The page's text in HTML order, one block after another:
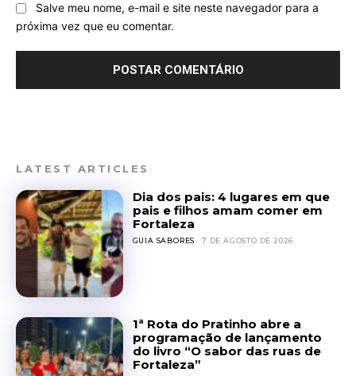
Salve meu nome, e-mail e site neste navegador para a
próxima vez que eu comentar.
LATEST ARTICLES
Dia dos pais: 4 lugares em que
pais e filhos amam comer em
Fortaleza
GUIA SABORES 7 DE AGOSTO DE 2026
1ª Rota do Pratinho abre a
programação de lançamento
do livro “O sabor das ruas de
Fortaleza”